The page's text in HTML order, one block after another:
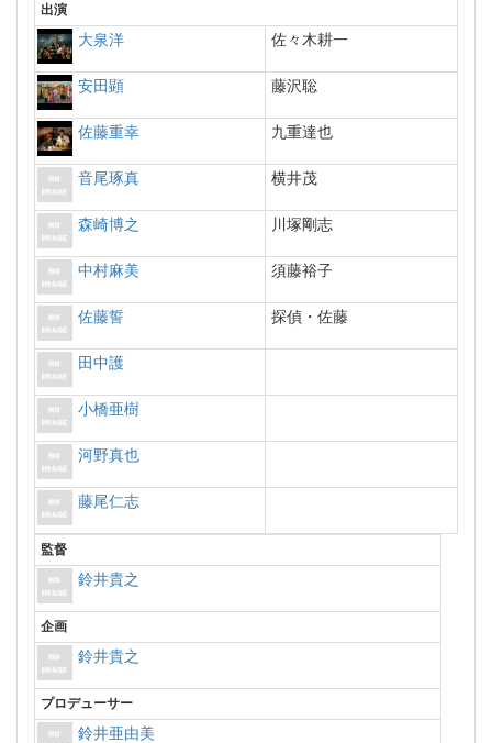
出演
大泉洋 佐々木耕一
安田顕 藤沢聡
佐藤重幸 九重達也
音尾琢真 横井茂
森崎博之 川塚剛志
中村麻美 須藤裕子
佐藤誓 探偵・佐藤
田中護
小橋亜樹
河野真也
藤尾仁志
監督
鈴井貴之
企画
鈴井貴之
プロデューサー
鈴井亜由美